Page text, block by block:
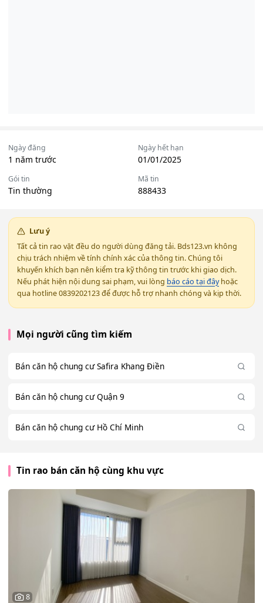
Ngày đăng
1 năm trước
Ngày hết hạn
01/01/2025
Gói tin
Tin thường
Mã tin
888433
Lưu ý
Tất cả tin rao vặt đều do người dùng đăng tải. Bds123.vn không
chịu trách nhiệm về tính chính xác của thông tin. Chúng tôi
khuyến khích bạn nên kiểm tra kỹ thông tin trước khi giao dịch.
Nếu phát hiện nội dung sai phạm, vui lòng báo cáo tại đâyhoặc
qua hotline 0839202123 để được hỗ trợ nhanh chóng và kịp thời.
Mọi người cũng tìm kiếm
Bán căn hộ chung cư Safira Khang Điền
Bán căn hộ chung cư Quận 9
Bán căn hộ chung cư Hồ Chí Minh
Tin rao bán căn hộ cùng khu vực
8